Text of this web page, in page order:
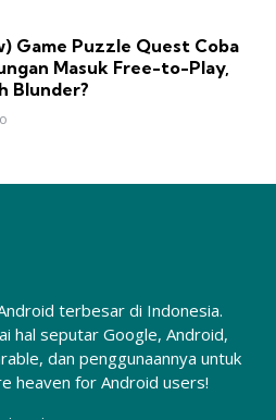
Game Puzzle Quest Coba
Masuk Free-to-Play,
Blunder?
terbesar di Indonesia.
hal seputar Google, Android,
dan penggunaannya untuk
heaven for Android users!